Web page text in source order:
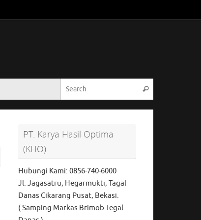
Search
PT. Karya Hasil Optima
(KHO)
Hubungi Kami: 0856-740-6000
Jl. Jagasatru, Hegarmukti, Tagal
Danas Cikarang Pusat, Bekasi.
( Samping Markas Brimob Tegal